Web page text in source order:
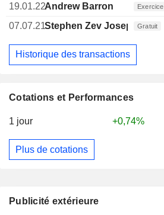
Cotations et Performances
1 jour +0,74%
Plus de cotations
19.01.22Andrew Barron Exercice
07.07.21Stephen Zev JosephGratuit
Historique des transactions
Publicité extérieure